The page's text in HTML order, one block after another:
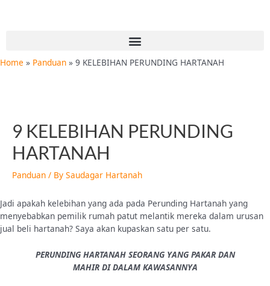
Menu
Home Panduan 9 KELEBIHAN PERUNDING HARTANAH
9 KELEBIHAN PERUNDING
HARTANAH
Panduan / By Saudagar Hartanah
Jadi apakah kelebihan yang ada pada Perunding Hartanah yang
menyebabkan pemilik rumah patut melantik mereka dalam urusan
jual beli hartanah? Saya akan kupaskan satu per satu.
PERUNDING HARTANAH SEORANG YANG PAKAR DAN
MAHIR DI DALAM KAWASANNYA